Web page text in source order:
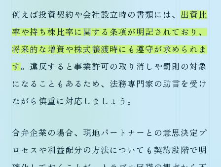
例えば投資契約や会社設立時の書類には、 出資比
率や持ち株比率に関する条項が明記されており、
将来的な増資や株式譲渡時にも遵守が求められま
す 。違反すると事業許可の取り消しや罰則の対象
になることもあるため、法務専門家の助言を受け
ながら慎重に対応しましょう。
合弁企業の場合、現地パートナーとの意思決定プ
ロセスや利益配分の方法についても契約段階で明